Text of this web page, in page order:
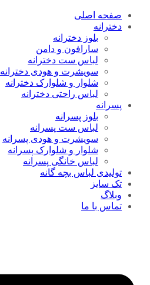
صفحه اصلی
دخترانه
بلوز دخترانه
سارافون و دامن
لباس ست دخترانه
سویشرت و هودی دخترانه
شلوار و شلوارک دخترانه
لباس راحتی دخترانه
پسرانه
بلوز پسرانه
لباس ست پسرانه
سویشرت و هودی پسرانه
شلوار و شلوارک پسرانه
لباس خانگی پسرانه
تولیدی لباس بچه گانه
تک سایز
وبلاگ
تماس با ما